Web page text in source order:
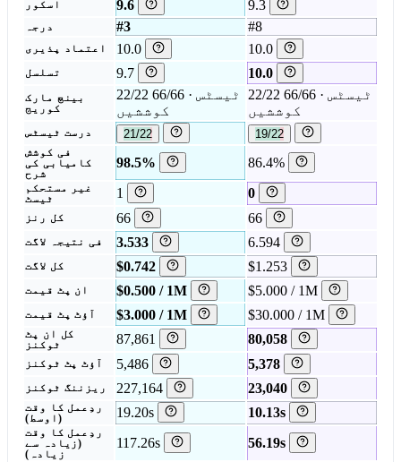
اسکور 9.6 9.3
درجہ #3 #8
اعتماد پذیری 10.0 10.0
تسلسل 9.7 10.0
بینچ مارک
کوریج
22/22 ٹیسٹس · 66/66
کوششیں
22/22 ٹیسٹس · 66/66
کوششیں
درست ٹیسٹس 21/22 19/22
فی کوشش
کامیابی کی
شرح
98.5% 86.4%
غیر مستحکم
ٹیسٹ
1 0
کل رنز 66 66
فی نتیجہ لاگت 3.533 6.594
کل لاگت $0.742 $1.253
ان پٹ قیمت $0.500 / 1M $5.000 / 1M
آؤٹ پٹ قیمت $3.000 / 1M $30.000 / 1M
کل ان پٹ
ٹوکنز
87,861 80,058
آؤٹ پٹ ٹوکنز 5,486 5,378
ریزننگ ٹوکنز 227,164 23,040
ردِعمل کا وقت
(اوسط)
19.20s 10.13s
ردِعمل کا وقت
(زیادہ سے
زیادہ)
117.26s 56.19s